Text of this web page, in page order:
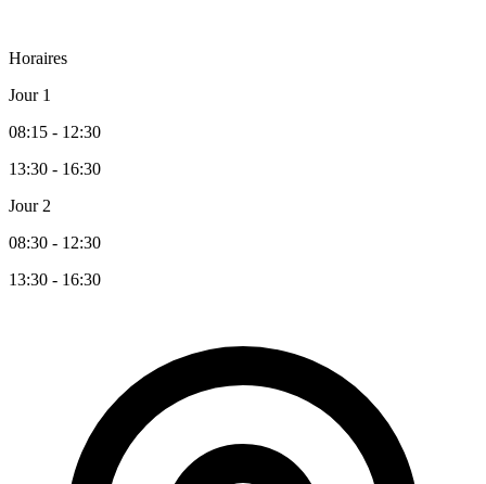
Horaires
Jour 1
08:15 - 12:30
13:30 - 16:30
Jour 2
08:30 - 12:30
13:30 - 16:30